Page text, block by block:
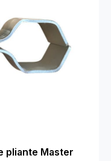
pliante Master